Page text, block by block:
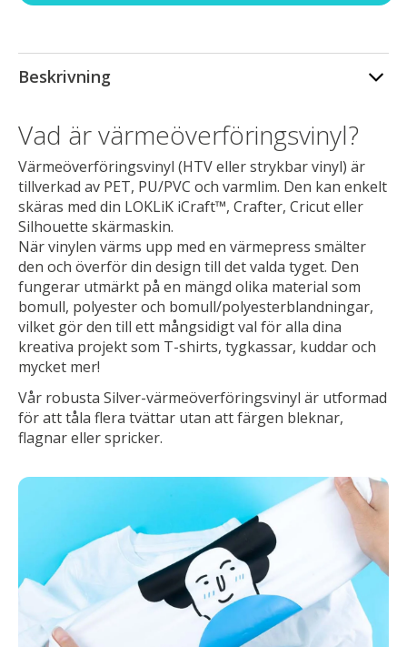
Beskrivning
Vad är värmeöverföringsvinyl?
Värmeöverföringsvinyl (HTV eller strykbar vinyl) är
tillverkad av PET, PU/PVC och varmlim. Den kan enkelt
skäras med din LOKLiK iCraft™, Crafter, Cricut eller
Silhouette skärmaskin.
När vinylen värms upp med en värmepress smälter
den och överför din design till det valda tyget. Den
fungerar utmärkt på en mängd olika material som
bomull, polyester och bomull/polyesterblandningar,
vilket gör den till ett mångsidigt val för alla dina
kreativa projekt som T-shirts, tygkassar, kuddar och
mycket mer!
Vår robusta Silver-värmeöverföringsvinyl är utformad
för att tåla flera tvättar utan att färgen bleknar,
flagnar eller spricker.